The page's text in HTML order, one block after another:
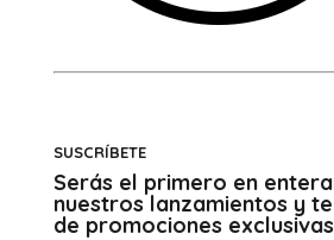
SUSCRÍBETE
Serás el primero en
nuestros lanzamientos y
de promociones